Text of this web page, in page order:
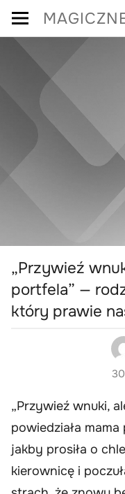
Skip
„Przywieź
portfela” —
który prawie
„Przywieź wnuki,
powiedziała
jakby prosiła o
kierownicę i